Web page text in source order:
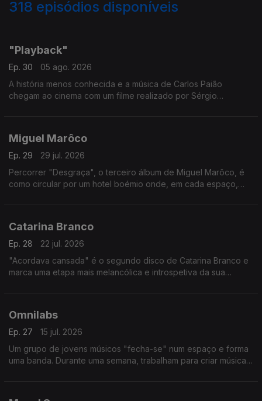
318 episódios disponíveis
"Playback"
Ep. 30
05 ago. 2026
A história menos conhecida e a música de Carlos Paião
chegam ao cinema com um filme realizado por Sérgio
Miguel Marôco
Ep. 29
29 jul. 2026
Percorrer "Desgraça", o terceiro álbum de Miguel Marôco, é
como circular por um hotel boémio onde, em cada espaço,
Catarina Branco
Ep. 28
22 jul. 2026
"Acordava cansada" é o segundo disco de Catarina Branco e
marca uma etapa mais melancólica e introspetiva da sua
Omnilabs
Ep. 27
15 jul. 2026
Um grupo de jovens músicos "fecha-se" num espaço e forma
uma banda. Durante uma semana, trabalham para criar música.